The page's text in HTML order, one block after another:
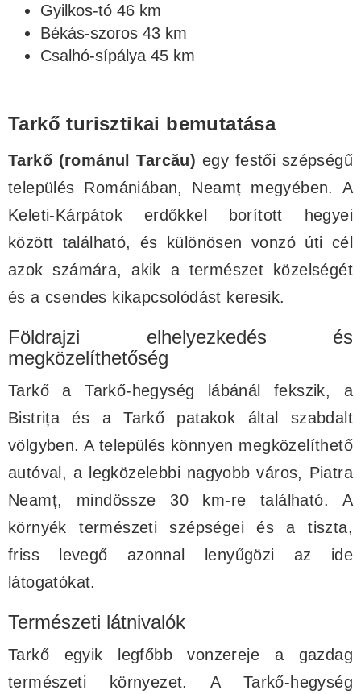
Gyilkos-tó 46 km
Békás-szoros 43 km
Csalhó-sípálya 45 km
Tarkő turisztikai bemutatása
Tarkő (románul Tarcău) egy festői szépségű
település Romániában, Neamț megyében. A
Keleti-Kárpátok erdőkkel borított hegyei
között található, és különösen vonzó úti cél
azok számára, akik a természet közelségét
és a csendes kikapcsolódást keresik.
Földrajzi elhelyezkedés és
megközelíthetőség
Tarkő a Tarkő-hegység lábánál fekszik, a
Bistrița és a Tarkő patakok által szabdalt
völgyben. A település könnyen megközelíthető
autóval, a legközelebbi nagyobb város, Piatra
Neamț, mindössze 30 km-re található. A
környék természeti szépségei és a tiszta,
friss levegő azonnal lenyűgözi az ide
látogatókat.
Természeti látnivalók
Tarkő egyik legfőbb vonzereje a gazdag
természeti környezet. A Tarkő-hegység